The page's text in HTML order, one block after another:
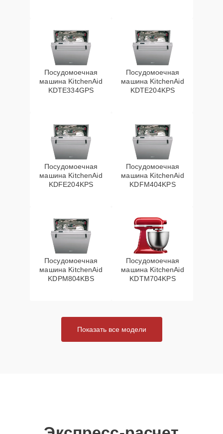
Посудомоечная
машина KitchenAid
KDTE334GPS
Посудомоечная
машина KitchenAid
KDTE204KPS
Посудомоечная
машина KitchenAid
KDFE204KPS
Посудомоечная
машина KitchenAid
KDFM404KPS
Посудомоечная
машина KitchenAid
KDPM804KBS
Посудомоечная
машина KitchenAid
KDTM704KPS
Показать все модели